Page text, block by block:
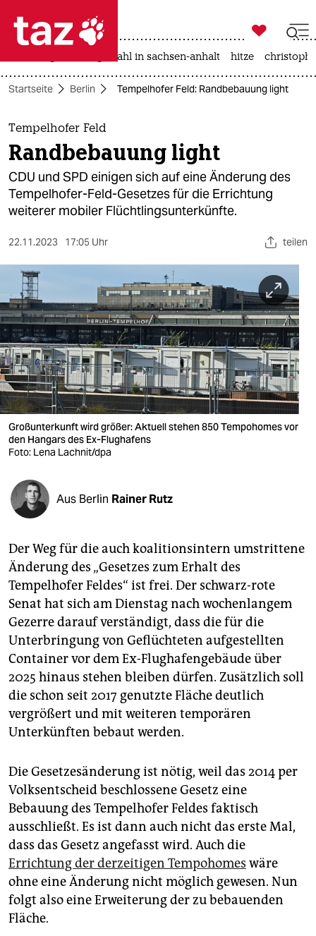
 taz zahl ich
taz zahl ich
themen
politik
öko
sport
berlin
nord
wahrheit
verlag
verlag
shop
fragen & hilfe
unterstützen
abo
genossenschaft
epaper login

taz zahl ich
landtagswahl in sachsen-anhalt hitze
Startseite Berlin Tempelhofer Feld: Randbebauung light
Tempelhofer Feld
Randbebauung light
CDU und SPD einigen sich auf eine Änderung des
Tempelhofer-Feld-Gesetzes für die Errichtung
weiterer mobiler Flüchtlingsunterkünfte.
22.11.2023 17:05 Uhr teilen
Großunterkunft wird größer: Aktuell stehen 850 Tempohomes vor
den Hangars des Ex-Flughafens
Foto: Lena Lachnit/dpa
Aus Berlin Rainer Rutz
Der Weg für die auch koalitionsintern umstrittene
Änderung des „Gesetzes zum Erhalt des
Tempelhofer Feldes“ ist frei. Der schwarz-rote
Senat hat sich am Dienstag nach wochenlangem
Gezerre darauf verständigt, dass die für die
Unterbringung von Geflüchteten aufgestellten
Container vor dem Ex-Flughafengebäude über
2025 hinaus stehen bleiben dürfen. Zusätzlich soll
die schon seit 2017 genutzte Fläche deutlich
vergrößert und mit weiteren temporären
Unterkünften bebaut werden.
Die Gesetzesänderung ist nötig, weil das 2014 per
Volksentscheid beschlossene Gesetz eine
Bebauung des Tempelhofer Feldes faktisch
ausschließt. Es ist dann auch nicht das erste Mal,
dass das Gesetz angefasst wird. Auch die
Errichtung der derzeitigen Tempohomes wäre
ohne eine Änderung nicht möglich gewesen. Nun
folgt also eine Erweiterung der zu bebauenden
Fläche.